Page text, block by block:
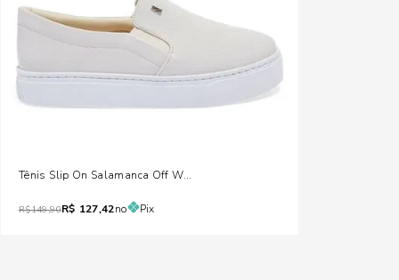
Tênis Slip On Salamanca Off White
R$149,90R$ 127,42no Pix